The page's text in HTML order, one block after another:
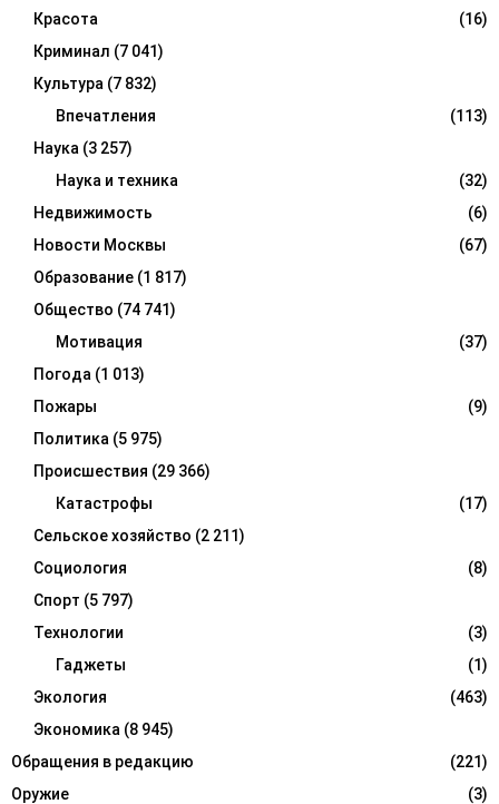
Красота
(16)
Криминал (7 041)
Культура (7 832)
Впечатления
(113)
Наука (3 257)
Наука и техника
(32)
Недвижимость
(6)
Новости Москвы
(67)
Образование (1 817)
Общество (74 741)
Мотивация
(37)
Погода (1 013)
Пожары
(9)
Политика (5 975)
Происшествия (29 366)
Катастрофы
(17)
Сельское хозяйство (2 211)
Социология
(8)
Спорт (5 797)
Технологии
(3)
Гаджеты
(1)
Экология
(463)
Экономика (8 945)
Обращения в редакцию
(221)
Оружие
(3)